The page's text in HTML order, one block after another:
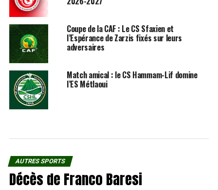
Coupe de la CAF : Le CS Sfaxien et
l’Espérance de Zarzis fixés sur leurs
adversaires
Match amical : le CS Hammam-Lif domine
l’ES Métlaoui
AUTRES SPORTS
Décès de Franco Baresi